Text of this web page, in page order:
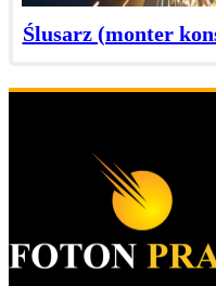
Ślusarz (monter